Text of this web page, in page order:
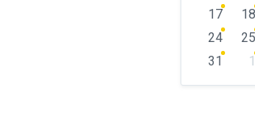
17
18
24
25
31
1